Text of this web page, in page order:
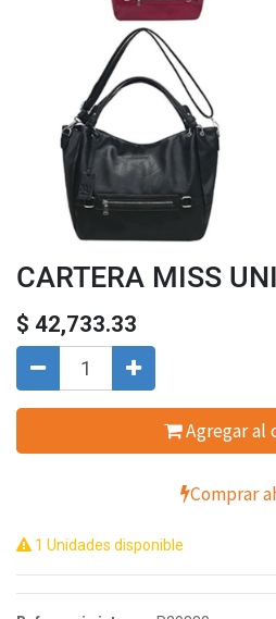
CARTERA MISS
$ 42,733.33
Agregar al
Comprar
1 Unidades disponible